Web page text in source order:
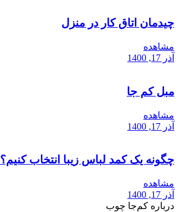
چیدمان اتاق کار در منزل
مشاهده
آذر 17, 1400
مبل کم جا
مشاهده
آذر 17, 1400
چگونه یک کمد لباس زیبا انتخاب کنیم؟
مشاهده
آذر 17, 1400
درباره کم‌جا چوب